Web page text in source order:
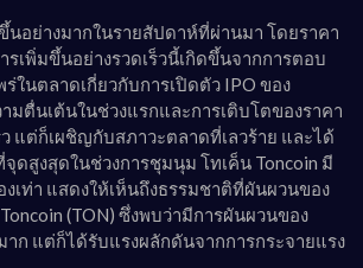
ขึ้นอย่างมากในรายสัปดาห์ที่ผ่านมา โดยราคา
รเพิ่มขึ้นอย่างรวดเร็วนี้เกิดขึ้นจากการตอบ
ในตลาดเกี่ยวกับการเปิดตัว IPO ของ
มตื่นเต้นในช่วงแรกและการเติบโตของราคา
ว แต่ก็เผชิญกับสภาวะตลาดที่เลวร้าย และได้
ดสูงสุดในช่วงการชุมนุม โทเค็น Toncoin มี
เท่า แสดงให้เห็นถึงธรรมชาติที่ผันผวนของ
(TON) ซึ่งพบว่ามีการผันผวนของ
ก แต่ก็ได้รับแรงผลักดันจากการกระจายแรง